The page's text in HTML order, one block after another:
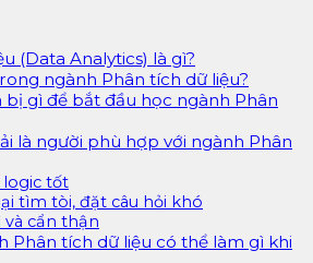
(Data Analytics) là gì?
ngành Phân tích dữ liệu?
bị gì để bắt đầu học ngành Phân
là người phù hợp với ngành Phân
logic tốt
tìm tòi, đặt câu hỏi khó
và cẩn thận
Phân tích dữ liệu có thể làm gì khi